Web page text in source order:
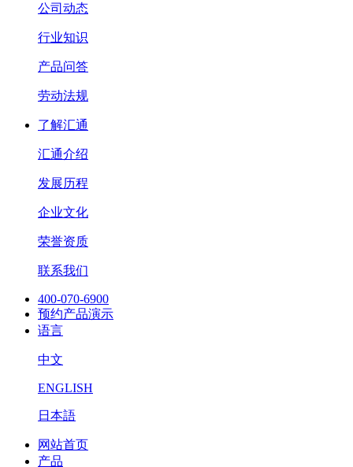
公司动态
行业知识
产品问答
劳动法规
了解汇通
汇通介绍
发展历程
企业文化
荣誉资质
联系我们
400-070-6900
预约产品演示
语言
中文
ENGLISH
日本語
网站首页
产品